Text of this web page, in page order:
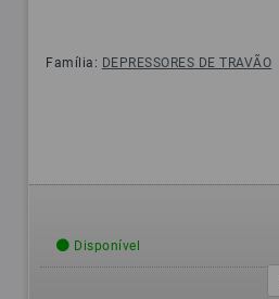
Família: DEPRESSORES DE TRAVÃO
Disponível